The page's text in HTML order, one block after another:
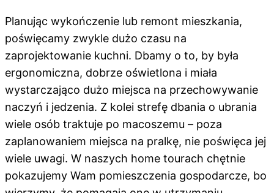
Planując wykończenie lub remont mieszkania,
poświęcamy zwykle dużo czasu na
zaprojektowanie kuchni. Dbamy o to, by była
ergonomiczna, dobrze oświetlona i miała
wystarczająco dużo miejsca na przechowywanie
naczyń i jedzenia. Z kolei strefę dbania o ubrania
wiele osób traktuje po macoszemu – poza
zaplanowaniem miejsca na pralkę, nie poświęca jej
wiele uwagi. W naszych home tourach chętnie
pokazujemy Wam pomieszczenia gospodarcze, bo